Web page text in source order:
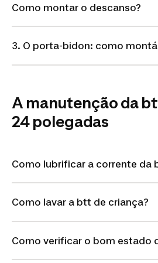
Como montar o descanso?
3. O porta-bidon: como
A manutenção da
24 polegadas
Como lubrificar a corrente da
Como lavar a btt de criança?
Como verificar o bom estado